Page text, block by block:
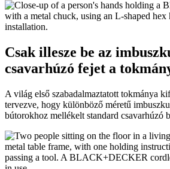
Csak illesze be az
csavarhúzó fejet a
A világ első szabadalmaztatott tokmánya
tervezve, hogy különböző méretű
bútorokhoz mellékelt standard csavarhúzó